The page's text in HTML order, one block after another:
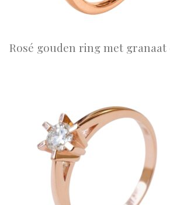
Rosé gouden ring met granaat